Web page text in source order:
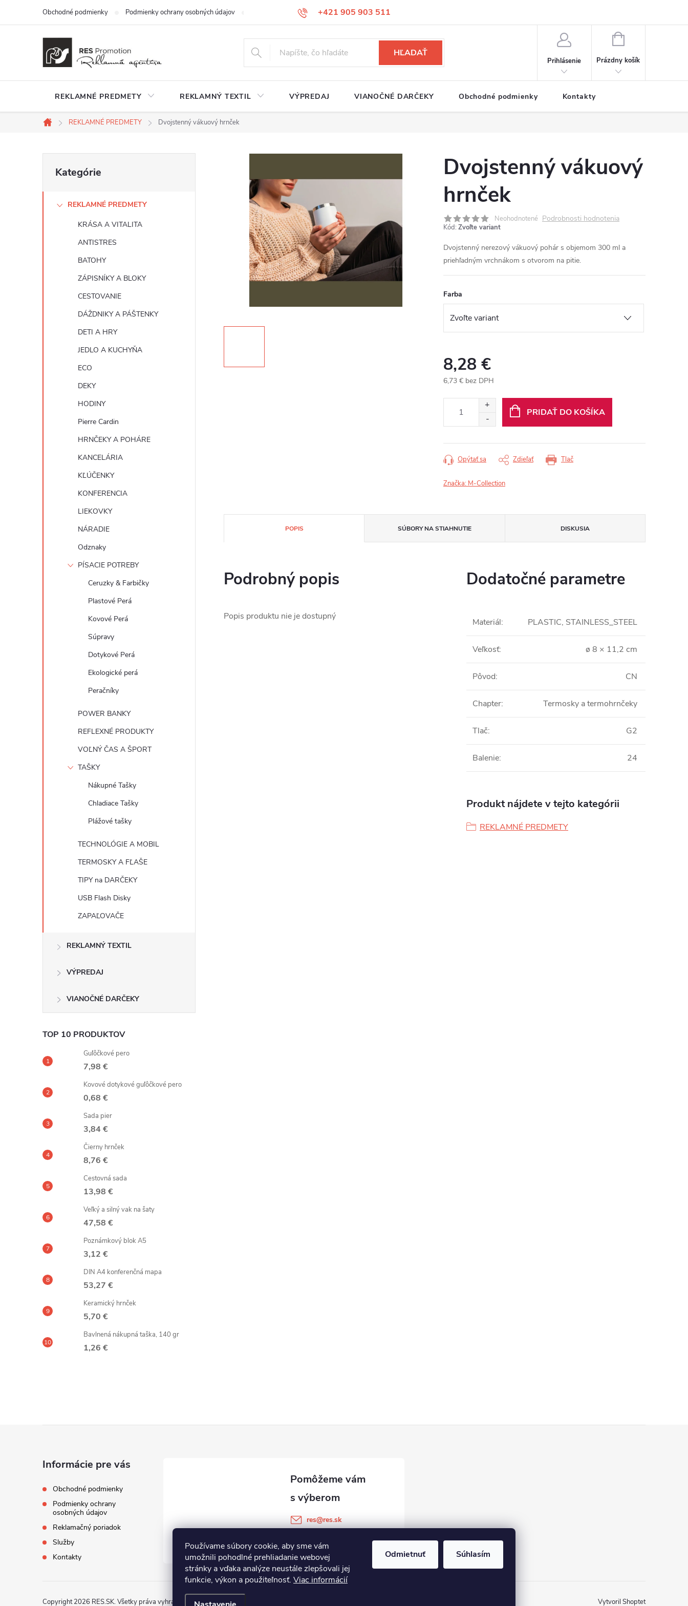
Používame súbory cookie, aby sme vám
umožnili pohodlné prehliadanie webovej
stránky a vďaka analýze neustále zlepšovali jej
funkcie, výkon a použiteľnosť. Viac informácií
Odmietnuť Súhlasím
+421 905 903 511
Obchodné podmienky Podmienky ochrany osobných údajov Reklamačný poriadok Služby Kontakty
HĽADAŤ
Prihlásenie
NÁKUPNÝ
Prázdny košík
REKLAMNÉ PREDMETY REKLAMNÝ TEXTIL VÝPREDAJ VIANOČNÉ DARČEKY Obchodné podmienky Kontakty
Domov
REKLAMNÉ PREDMETY Dvojstenný vákuový hrnček
o
kategórie
Kategórie
REKLAMNÉ PREDMETY
KRÁSA A VITALITA
ANTISTRES
BATOHY
ZÁPISNÍKY A BLOKY
CESTOVANIE
DÁŽDNIKY A PÁŠTENKY
DETI A HRY
JEDLO A KUCHYŇA
ECO
DEKY
HODINY
Pierre Cardin
HRNČEKY A POHÁRE
KANCELÁRIA
KĽÚČENKY
KONFERENCIA
LIEKOVKY
NÁRADIE
Odznaky
PÍSACIE POTREBY
Ceruzky & Farbičky
Plastové Perá
Kovové Perá
Súpravy
Dotykové Perá
Ekologické perá
Peračníky
POWER BANKY
REFLEXNÉ PRODUKTY
VOĽNÝ ČAS A ŠPORT
TAŠKY
Nákupné Tašky
Chladiace Tašky
Plážové tašky
TECHNOLÓGIE A MOBIL
TERMOSKY A FĽAŠE
TIPY na DARČEKY
USB Flash Disky
ZAPAĽOVAČE
REKLAMNÝ TEXTIL
VÝPREDAJ
VIANOČNÉ DARČEKY
TOP 10 PRODUKTOV
Guľôčkové pero
7,98 €
Kovové dotykové guľôčkové pero
0,68 €
Sada pier
3,84 €
Čierny hrnček
8,76 €
Cestovná sada
13,98 €
Veľký a silný vak na šaty
47,58 €
Poznámkový blok A5
3,12 €
DIN A4 konferenčná mapa
53,27 €
Keramický hrnček
5,70 €
Bavlnená nákupná taška, 140 gr
1,26 €
Dvojstenný vákuový
hrnček
Neohodnotené Podrobnosti hodnotenia
Kód: Zvoľte variant
Dvojstenný nerezový vákuový pohár s objemom 300 ml a
priehľadným vrchnákom s otvorom na pitie.
Farba
8,28 €
6,73 € bez DPH
PRIDAŤ DO KOŠÍKA
Tlač
Opýtať sa Zdieľať
Značka: M-Collection
POPIS SÚBORY NA STIAHNUTIE DISKUSIA
Podrobný popis
Popis produktu nie je dostupný
Dodatočné parametre
Materiál: PLASTIC, STAINLESS_STEEL
Veľkosť: ø 8 × 11,2 cm
Pôvod: CN
Chapter: Termosky a termohrnčeky
Tlač: G2
Balenie: 24
Produkt nájdete v tejto kategórii
REKLAMNÉ PREDMETY
Informácie pre vás
Obchodné podmienky
Podmienky ochrany
osobných údajov
Reklamačný poriadok
Služby
Kontakty
res@res.sk
Vytvoril Shoptet
Copyright 2026 RES.SK. Všetky práva vyhradené.